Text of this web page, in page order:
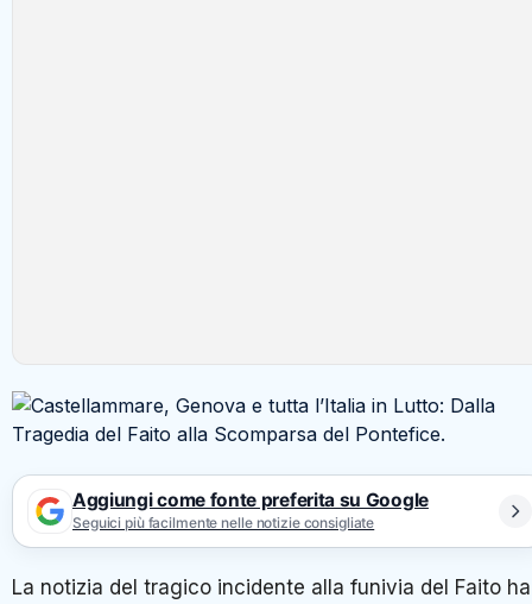
Aggiungi come fonte preferita su Google
Seguici più facilmente nelle notizie consigliate
La notizia del tragico incidente alla funivia del Faito ha